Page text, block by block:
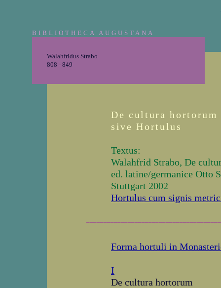
BIBLIOTHECA AUGUSTANA
Walahfridus Strabo
808 - 849
De cultura hortorum
sive Hortulus
Textus:
Walahfrid Strabo, De
ed. latine/germanice Otto
Stuttgart 2002
Hortulus cum signis
Forma hortuli in
I
De cultura hortorum